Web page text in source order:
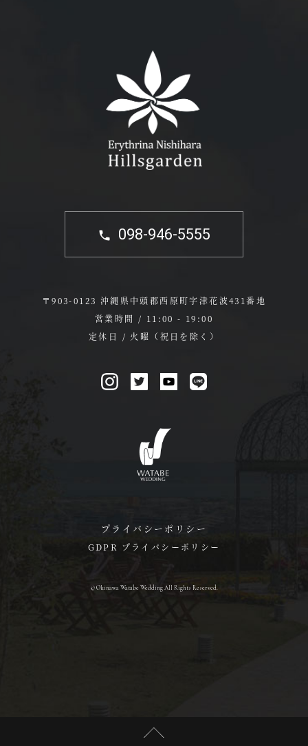
098-946-5555
〒903-0123 沖縄県中頭郡西原町字津花波431番地
営業時間 / 11:00 - 19:00
定休日 / 火曜（祝日を除く）
プライバシーポリシー
GDPR プライバシーポリシー
© Okinawa Watabe Wedding All Rights Reserved.